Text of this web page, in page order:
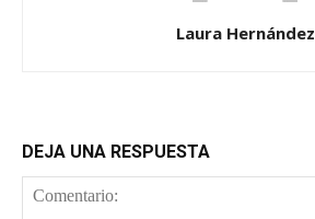
Laura Hernández
DEJA UNA RESPUESTA